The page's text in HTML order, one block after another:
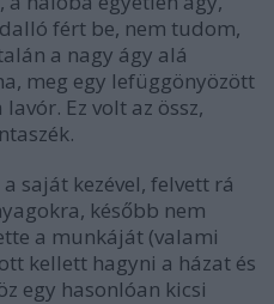
fért be, nem tudom,
a nagy ágy alá
meg egy lefüggönyözött
Ez volt az össz,
saját kezével, felvett rá
később nem
a munkáját (valami
kellett hagyni a házat és
egy hasonlóan kicsi